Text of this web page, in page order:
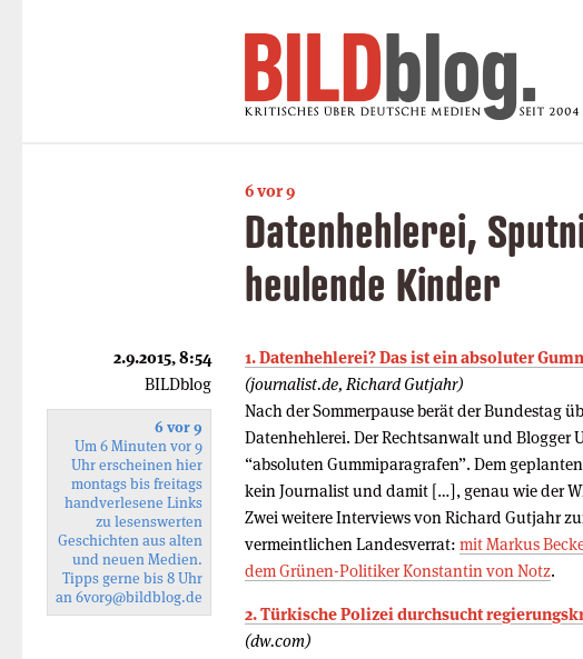
6 vor 9
Datenhehlerei,
heulende Kinder
1. Datenhehlerei? Das ist ein absoluter
(journalist.de, Richard Gutjahr)
Nach der Sommerpause berät der Bundestag
Datenhehlerei. Der Rechtsanwalt und Blogger
“absoluten Gummiparagrafen”. Dem
kein Journalist und damit […], genau wie der
Zwei weitere Interviews von Richard Gutjahr
vermeintlichen Landesverrat: mit Markus
dem Grünen-Politiker Konstantin von Notz.
2. Türkische Polizei durchsucht
(dw.com)
2.9.2015, 8:54
BILDblog
6 vor 9
Um 6 Minuten vor 9
Uhr erscheinen hier
montags bis freitags
handverlesene Links
zu lesenswerten
Geschichten aus alten
und neuen Medien.
Tipps gerne bis 8 Uhr
an6vor9@bildblog.de